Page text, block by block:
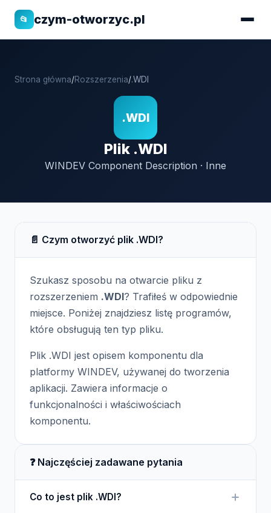
📂 czym-otworzyc.pl
Strona główna/Rozszerzenia/.WDI
.WDI
Plik .WDI
WINDEV Component Description · Inne
📄 Czym otworzyć plik .WDI?
Szukasz sposobu na otwarcie pliku z
rozszerzeniem .WDI? Trafiłeś w odpowiednie
miejsce. Poniżej znajdziesz listę programów,
które obsługują ten typ pliku.
Plik .WDI jest opisem komponentu dla
platformy WINDEV, używanej do tworzenia
aplikacji. Zawiera informacje o
funkcjonalności i właściwościach
komponentu.
❓ Najczęściej zadawane pytania
Co to jest plik .WDI?